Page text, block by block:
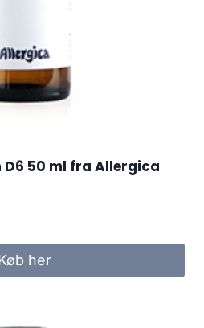
50 ml fra Allergica
her